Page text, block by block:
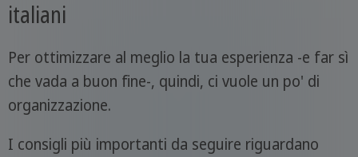
italiani
Per ottimizzare al meglio la tua esperienza -e far sì
che vada a buon fine-, quindi, ci vuole un po' di
organizzazione.
I consigli più importanti da seguire riguardano